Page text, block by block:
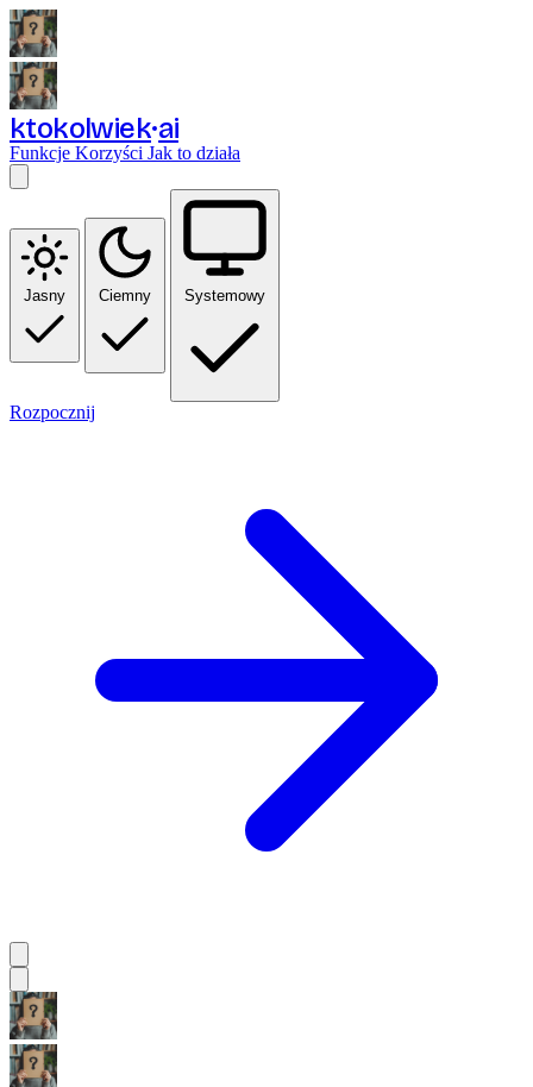
ktokolwiek ai
Funkcje Korzyści Jak to działa
Jasny Ciemny Systemowy
Rozpocznij